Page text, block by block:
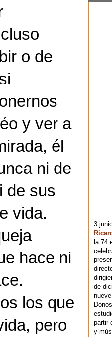
o de
y ver a
él
ni de
de sus
vida.
hace ni
los que
pero
3
la 74
de
partir
y